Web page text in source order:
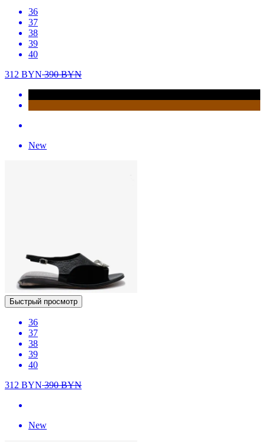
36
37
38
39
40
312 BYN390BYN
New
Быстрый просмотр
36
37
38
39
40
312 BYN390BYN
New